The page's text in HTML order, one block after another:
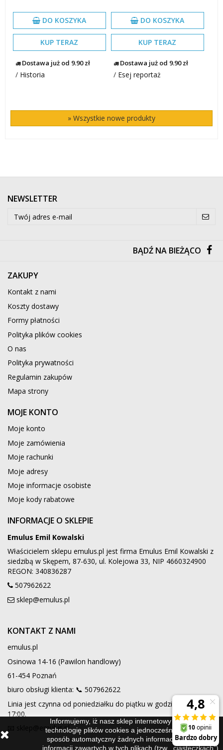
DO KOSZYKA
KUP TERAZ
Dostawa już od 9.90 zł
/ Historia
DO KOSZYKA
KUP TERAZ
Dostawa już od 9.90 zł
/ Esej reportaż
» Wszystkie nowe produkty
NEWSLETTER
BĄDŹ NA BIEŻĄCO
ZAKUPY
Kontakt z nami
Koszty dostawy
Formy płatności
Polityka plików cookies
O nas
Polityka prywatności
Regulamin zakupów
Mapa strony
MOJE KONTO
Moje konto
Moje zamówienia
Moje rachunki
Moje adresy
Moje informacje osobiste
Moje kody rabatowe
INFORMACJE O SKLEPIE
Emulus Emil Kowalski
Właścicielem sklepu emulus.pl jest firma Emulus Emil Kowalski z
siedzibą w Skępem, 87-630, ul. Kolejowa 33, NIP 4660324900
REGON: 340836287
507962622
sklep@emulus.pl
KONTAKT Z NAMI
emulus.pl
Osinowa 14-16 (Pawilon handlowy)
61-454 Poznań
biuro obsługi klienta: 📞 507962622
Linia jest czynna od poniedziałku do piątku w godzinach 9:00 -
17:00.
📧 sklep@emulus.pl
Informujemy, iż nasz sklep internetowy wykorzystuje
technologię plików cookies a jednocześnie nie zbiera w
sposób automatyczny żadnych informacji, z wyjątkiem
informacji zawartych w tych plikach (tzw. „ciasteczkach”).